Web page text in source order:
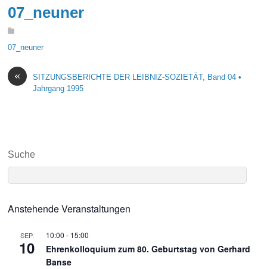
07_neuner
07_neuner
«
SITZUNGSBERICHTE DER LEIBNIZ-SOZIETÄT, Band 04 •
Jahrgang 1995
Suche
Anstehende Veranstaltungen
SEP.
10
10:00 - 15:00
Ehrenkolloquium zum 80. Geburtstag von Gerhard
Banse